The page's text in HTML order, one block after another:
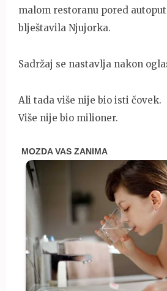
malom restoranu pored
blještavila Njujorka.
Sadržaj se nastavlja nakon
Ali tada više nije bio isti čovek.
Više nije bio milioner.